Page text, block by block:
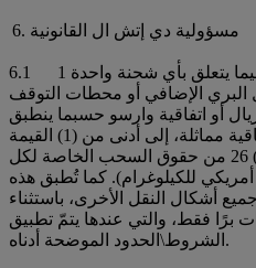
6. مسؤولية دي إتش ال القانونية
6.1 1 تقتصر مسؤولية دي إتش ال، فيما يتعلق بأي شحنة واحدة
البري الإضافي أو محطات التوقف
أو اتفاقية وارسو حسبما ينطبق
، أو في حالة عدم وجود اتفاقية مماثلة، إلى أدنى من (1) القيمة
السوقية الحالية أو المعلنة، أو (2) 26 من حقوق السحب الخاصة لكل
(حوالي 35.00 دولار أمريكي للكيلوغرام). كما تُطبق هذه
أشكال النقل الأخرى، باستثناء
برًا فقط، والتي عندها يتمّ تطبيق
الشروط\الحدود الموضحة أدناه.